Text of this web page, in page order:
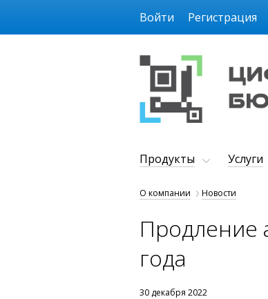
Размер шрифта
Войти Регистрация
Продукты Услуги
О компании Новости
Продление
года
30 декабря 2022